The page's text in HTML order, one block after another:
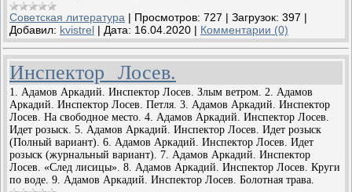
Советская литература | Просмотров: 727 | Загрузок: 397 |
Добавил: kvistrel | Дата: 16.04.2020 | Комментарии (0)
Инспектор Лосев.
1. Адамов Аркадий. Инспектор Лосев. Злым ветром. 2. Адамов
Аркадий. Инспектор Лосев. Петля. 3. Адамов Аркадий. Инспектор
Лосев. На свободное место. 4. Адамов Аркадий. Инспектор Лосев.
Идет розыск. 5. Адамов Аркадий. Инспектор Лосев. Идет розыск
(Полный вариант). 6. Адамов Аркадий. Инспектор Лосев. Идет
розыск (журнальный вариант). 7. Адамов Аркадий. Инспектор
Лосев. «След лисицы». 8. Адамов Аркадий. Инспектор Лосев. Круги
по воде. 9. Адамов Аркадий. Инспектор Лосев. Болотная трава.